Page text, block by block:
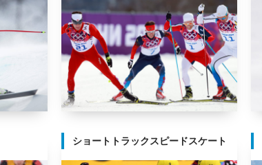
ショートトラックスピードスケート